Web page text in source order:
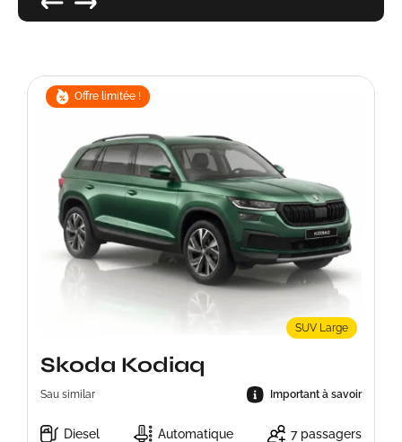
Offre limitée !
SUV Large
Skoda Kodiaq
Sau similar Important à savoir
Diesel Automatique 7 passagers